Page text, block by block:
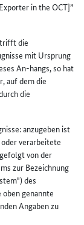
in the OCT]”
die
mit Ursprung
An-hangs, so hat
auf dem die
die
anzugeben ist
verarbeitete
von der
zur Bezeichnung
des
oben genannte
Angaben zu